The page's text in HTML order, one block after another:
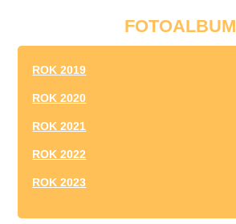
FOTOALBUM
ROK 2019
ROK 2020
ROK 2021
ROK 2022
ROK 2023